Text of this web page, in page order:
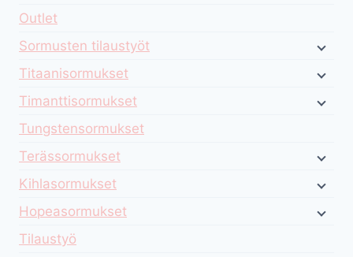
Outlet
Sormusten tilaustyöt
Titaanisormukset
Timanttisormukset
Tungstensormukset
Terässormukset
Kihlasormukset
Hopeasormukset
Tilaustyö